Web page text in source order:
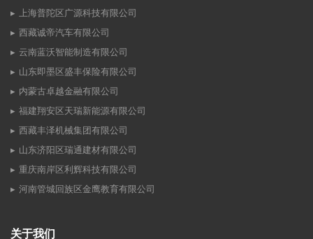
上海普陀区广源科技有限公司
西藏诚帝汽车有限公司
云南蓝沃智能制造有限公司
山东即墨区盛丰保险有限公司
内蒙古卓越金融有限公司
福建翔安区天瑞新能源有限公司
西藏丰泽机械集团有限公司
山东济阳区瑞通建材有限公司
重庆南岸区利辉科技有限公司
河南管城回族区金鹰教育有限公司
关于我们